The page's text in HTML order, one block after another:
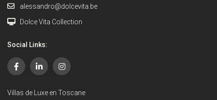
alessandro@dolcevita.be
Dolce Vita Collection
Social Links:
Villas de Luxe en Toscane